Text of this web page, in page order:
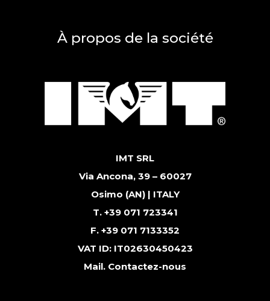
À propos de la société
IMT SRL
Via Ancona, 39 – 60027
Osimo (AN) | ITALY
T. +39 071 723341
F. +39 071 7133352
VAT ID: IT02630450423
Mail. Contactez-nous